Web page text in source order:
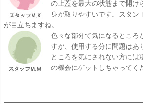
の上蓋を最大の状態まで開け
身が取りやすいです。スタン
が目立ちますね。
色々な部分で気になるところ
すが、使用する分に問題はあ
ところを気にされない方には
の機会にゲットしちゃってく